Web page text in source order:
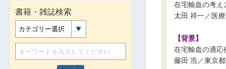
在宅輸血の考え
太田 祥一／医
【背景】
在宅輸血の適応
藤田 浩／東京
書籍・雑誌検索
カテゴリー選択